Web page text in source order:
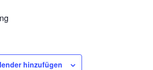
hinzufügen